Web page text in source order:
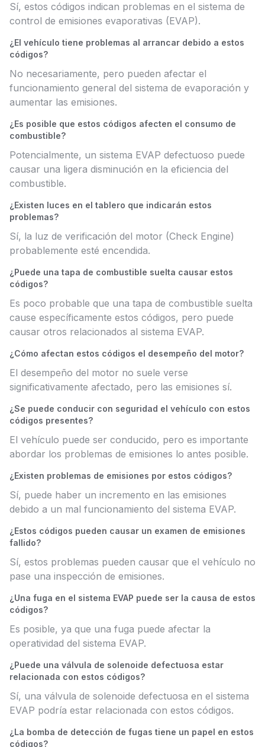
Sí, estos códigos indican problemas en el sistema de
control de emisiones evaporativas (EVAP).
¿El vehículo tiene problemas al arrancar debido a estos
códigos?
No necesariamente, pero pueden afectar el
funcionamiento general del sistema de evaporación y
aumentar las emisiones.
¿Es posible que estos códigos afecten el consumo de
combustible?
Potencialmente, un sistema EVAP defectuoso puede
causar una ligera disminución en la eficiencia del
combustible.
¿Existen luces en el tablero que indicarán estos
problemas?
Sí, la luz de verificación del motor (Check Engine)
probablemente esté encendida.
¿Puede una tapa de combustible suelta causar estos
códigos?
Es poco probable que una tapa de combustible suelta
cause específicamente estos códigos, pero puede
causar otros relacionados al sistema EVAP.
¿Cómo afectan estos códigos el desempeño del motor?
El desempeño del motor no suele verse
significativamente afectado, pero las emisiones sí.
¿Se puede conducir con seguridad el vehículo con estos
códigos presentes?
El vehículo puede ser conducido, pero es importante
abordar los problemas de emisiones lo antes posible.
¿Existen problemas de emisiones por estos códigos?
Sí, puede haber un incremento en las emisiones
debido a un mal funcionamiento del sistema EVAP.
¿Estos códigos pueden causar un examen de emisiones
fallido?
Sí, estos problemas pueden causar que el vehículo no
pase una inspección de emisiones.
¿Una fuga en el sistema EVAP puede ser la causa de estos
códigos?
Es posible, ya que una fuga puede afectar la
operatividad del sistema EVAP.
¿Puede una válvula de solenoide defectuosa estar
relacionada con estos códigos?
Sí, una válvula de solenoide defectuosa en el sistema
EVAP podría estar relacionada con estos códigos.
¿La bomba de detección de fugas tiene un papel en estos
códigos?